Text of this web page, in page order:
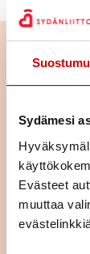
Sydämesi
Evästeet
muuttaa
sydäntä
lisää
LÄS
Pitkä tie
johdoton